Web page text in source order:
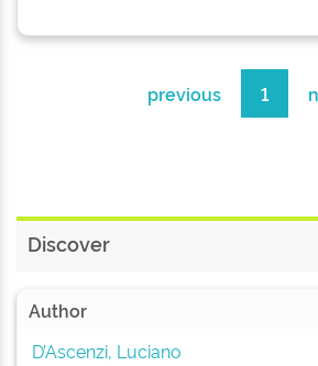
previous 1
Discover
Author
D’Ascenzi, Luciano